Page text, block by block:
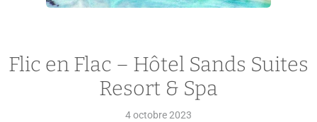
Flic en Flac – Hôtel Sands Suites
Resort & Spa
4 octobre 2023